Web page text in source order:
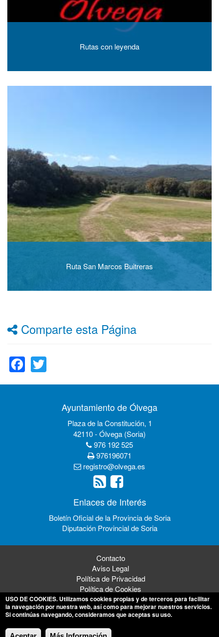
Rutas con leyenda
Ruta San Marcos Buitreras
Comparte esta Página
Facebook
Ayuntamiento de Ólvega
Plaza de la Constitución, 1
42110 - Ólvega (Soria)
976 192 525
976196071
registro@olvega.es
Enlaces de Interés
Boletín Oficial de la Provincia de Soria
Diputación Provincial de Soria
Contacto
Aviso Legal
Política de Privacidad
Política de Cookies
© 2026 Ayuntamiento de Ólvega
USO DE COOKIES. Utilizamos cookies propias y de terceros para facilitar
la navegación por nuestra web, así como para mejorar nuestros servicios.
Si continúas navegando, consideramos que aceptas su uso.